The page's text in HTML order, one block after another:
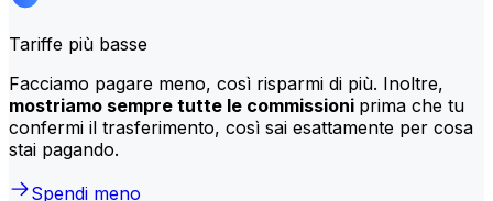
Tariffe più basse
Facciamo pagare meno, così risparmi di più. Inoltre,
mostriamo sempre tutte le commissioni prima che tu
confermi il trasferimento, così sai esattamente per cosa
stai pagando.
Spendi meno